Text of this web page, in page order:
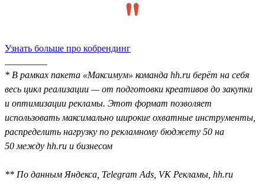
Узнать больше про кобрендинг
* В рамках пакета «Максимум» команда hh.ru берёт на себя
весь цикл реализации — от подготовки креативов до закупки
и оптимизации рекламы. Этот формат позволяет
использовать максимально широкие охватные инструменты,
распределить нагрузку по рекламному бюджету 50 на
50 между hh.ru и бизнесом
** По данным Яндекса, Telegram Ads, VK Рекламы, hh.ru